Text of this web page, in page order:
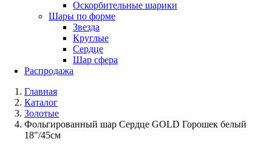
Оскорбительные шарики
Шары по форме
Звезда
Круглые
Сердце
Шар сфера
Распродажа
Главная
Каталог
Золотые
Фольгированный шар Сердце GOLD Горошек белый
18"/45см